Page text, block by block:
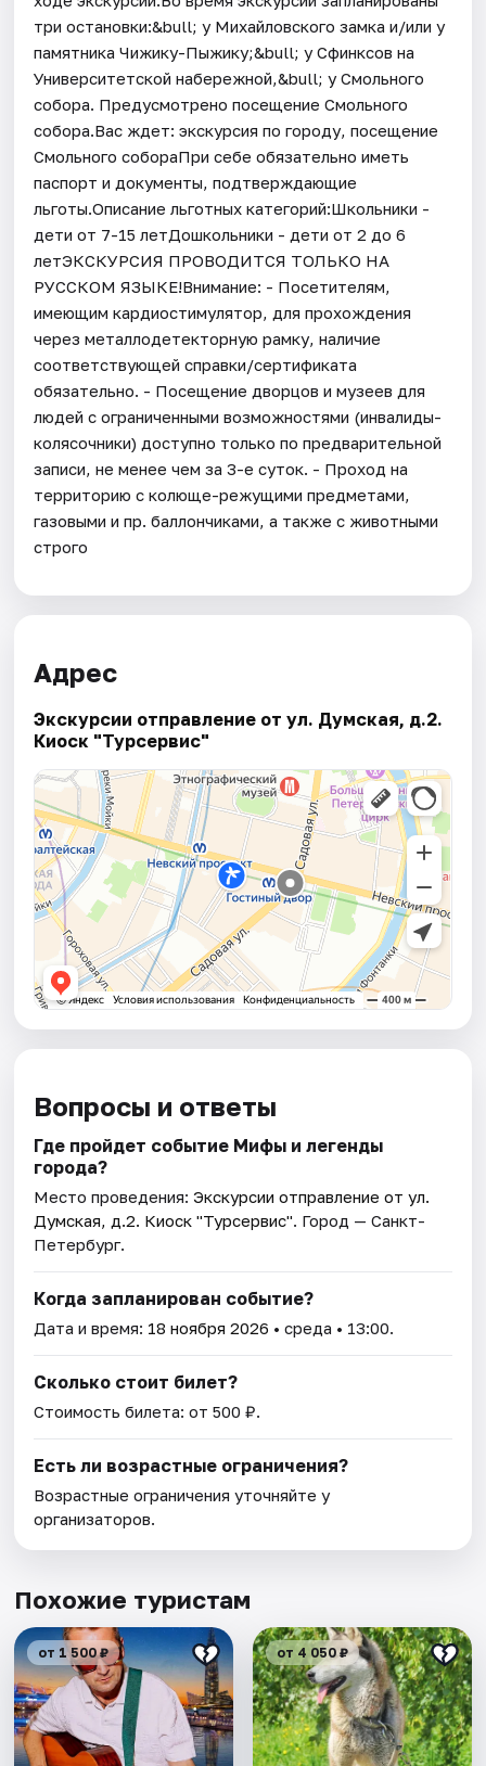
три остановки:&bull; у Михайловского замка и/или у
памятника Чижику-Пыжику;&bull; у Сфинксов на
Университетской набережной,&bull; у Смольного
собора. Предусмотрено посещение Смольного
собора.Вас ждет: экскурсия по городу, посещение
Смольного собораПри себе обязательно иметь
паспорт и документы, подтверждающие
льготы.Описание льготных категорий:Школьники -
дети от 7-15 летДошкольники - дети от 2 до 6
летЭКСКУРСИЯ ПРОВОДИТСЯ ТОЛЬКО НА
РУССКОМ ЯЗЫКЕ!Внимание: - Посетителям,
имеющим кардиостимулятор, для прохождения
через металлодетекторную рамку, наличие
соответствующей справки/сертификата
обязательно. - Посещение дворцов и музеев для
людей с ограниченными возможностями (инвалиды-
колясочники) доступно только по предварительной
записи, не менее чем за 3-е суток. - Проход на
территорию с колюще-режущими предметами,
газовыми и пр. баллончиками, а также с животными
строго
Адрес
Экскурсии отправление от ул. Думская, д.2.
Киоск "Турсервис"
Вопросы и ответы
Где пройдет событие Мифы и легенды
города?
Место проведения:Экскурсии отправление от ул.
Думская, д.2. Киоск "Турсервис". Город — Санкт-
Петербург.
Когда запланирован событие?
Дата и время: 18 ноября 2026 • среда • 13:00.
Сколько стоит билет?
Стоимость билета: от 500 ₽.
Есть ли возрастные ограничения?
Возрастные ограничения уточняйте у
организаторов.
Похожие туристам
от 1 500 ₽ от 4 050 ₽